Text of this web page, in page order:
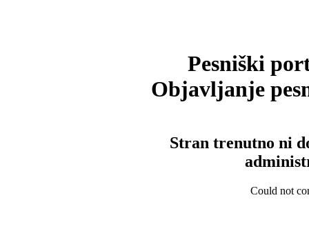
Pesniški
Objavljanje
Stran trenutno ni
Could not